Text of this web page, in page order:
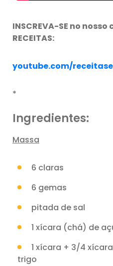
INSCREVA-SE no
RECEITAS:
youtube.com/
*
Ingredientes:
Massa
6 claras
6 gemas
pitada de sal
1 xícara (chá) de
1 xícara + 3/4
trigo